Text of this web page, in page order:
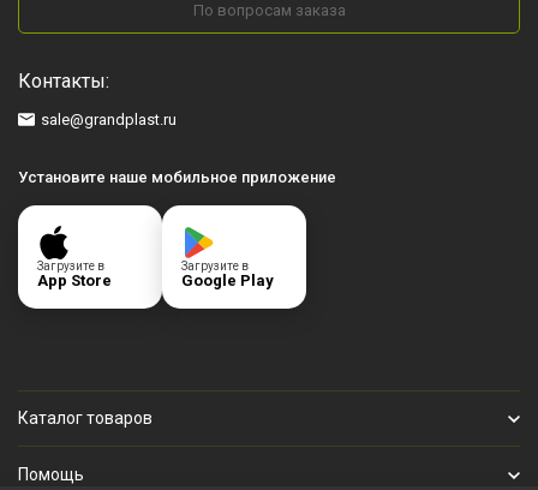
По вопросам заказа
Контакты:
sale@grandplast.ru
Установите наше мобильное приложение
Загрузите в
App Store
Загрузите в
Google Play
Каталог товаров
Помощь